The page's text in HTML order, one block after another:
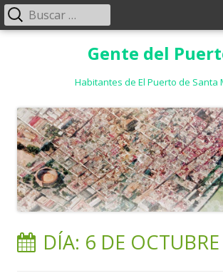
Gente del
Habitantes de El Puerto de Santa
Menú
Buscar:
DÍA: 6 DE